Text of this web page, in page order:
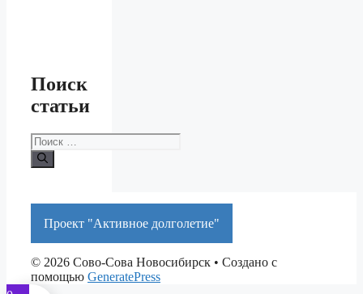
Поиск
статьи
Поиск:
Проект "Активное долголетие"
© 2026 Сово-Сова Новосибирск • Создано с
помощью GeneratePress